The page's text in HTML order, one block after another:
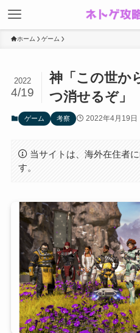
ホーム ゲーム
神「この世か
つ消せるぞ」
2022
4/19
ゲーム 考察 2022年4月19日
当サイトは、海外在住者
す。